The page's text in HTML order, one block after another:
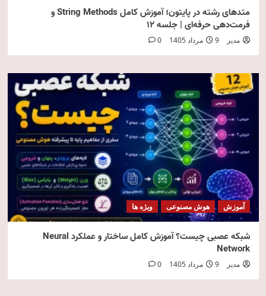
متدهای رشته در پایتون؛ آموزش کامل String Methods و
فرمت‌دهی حرفه‌ای | جلسه ۱۲
مدیر 9 مرداد 1405 0
آموزش هوش مصنوعی ویژه ها
شبکه عصبی چیست؟ آموزش کامل ساختار و عملکرد Neural
Network
مدیر 9 مرداد 1405 0